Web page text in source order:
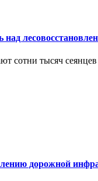
сотни тысяч
дорожной